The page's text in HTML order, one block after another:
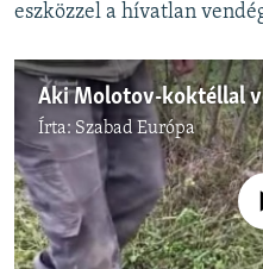
eszközzel a hívatlan
Aki Molotov-koktéllal
Írta: Szabad Európa
Jelenleg